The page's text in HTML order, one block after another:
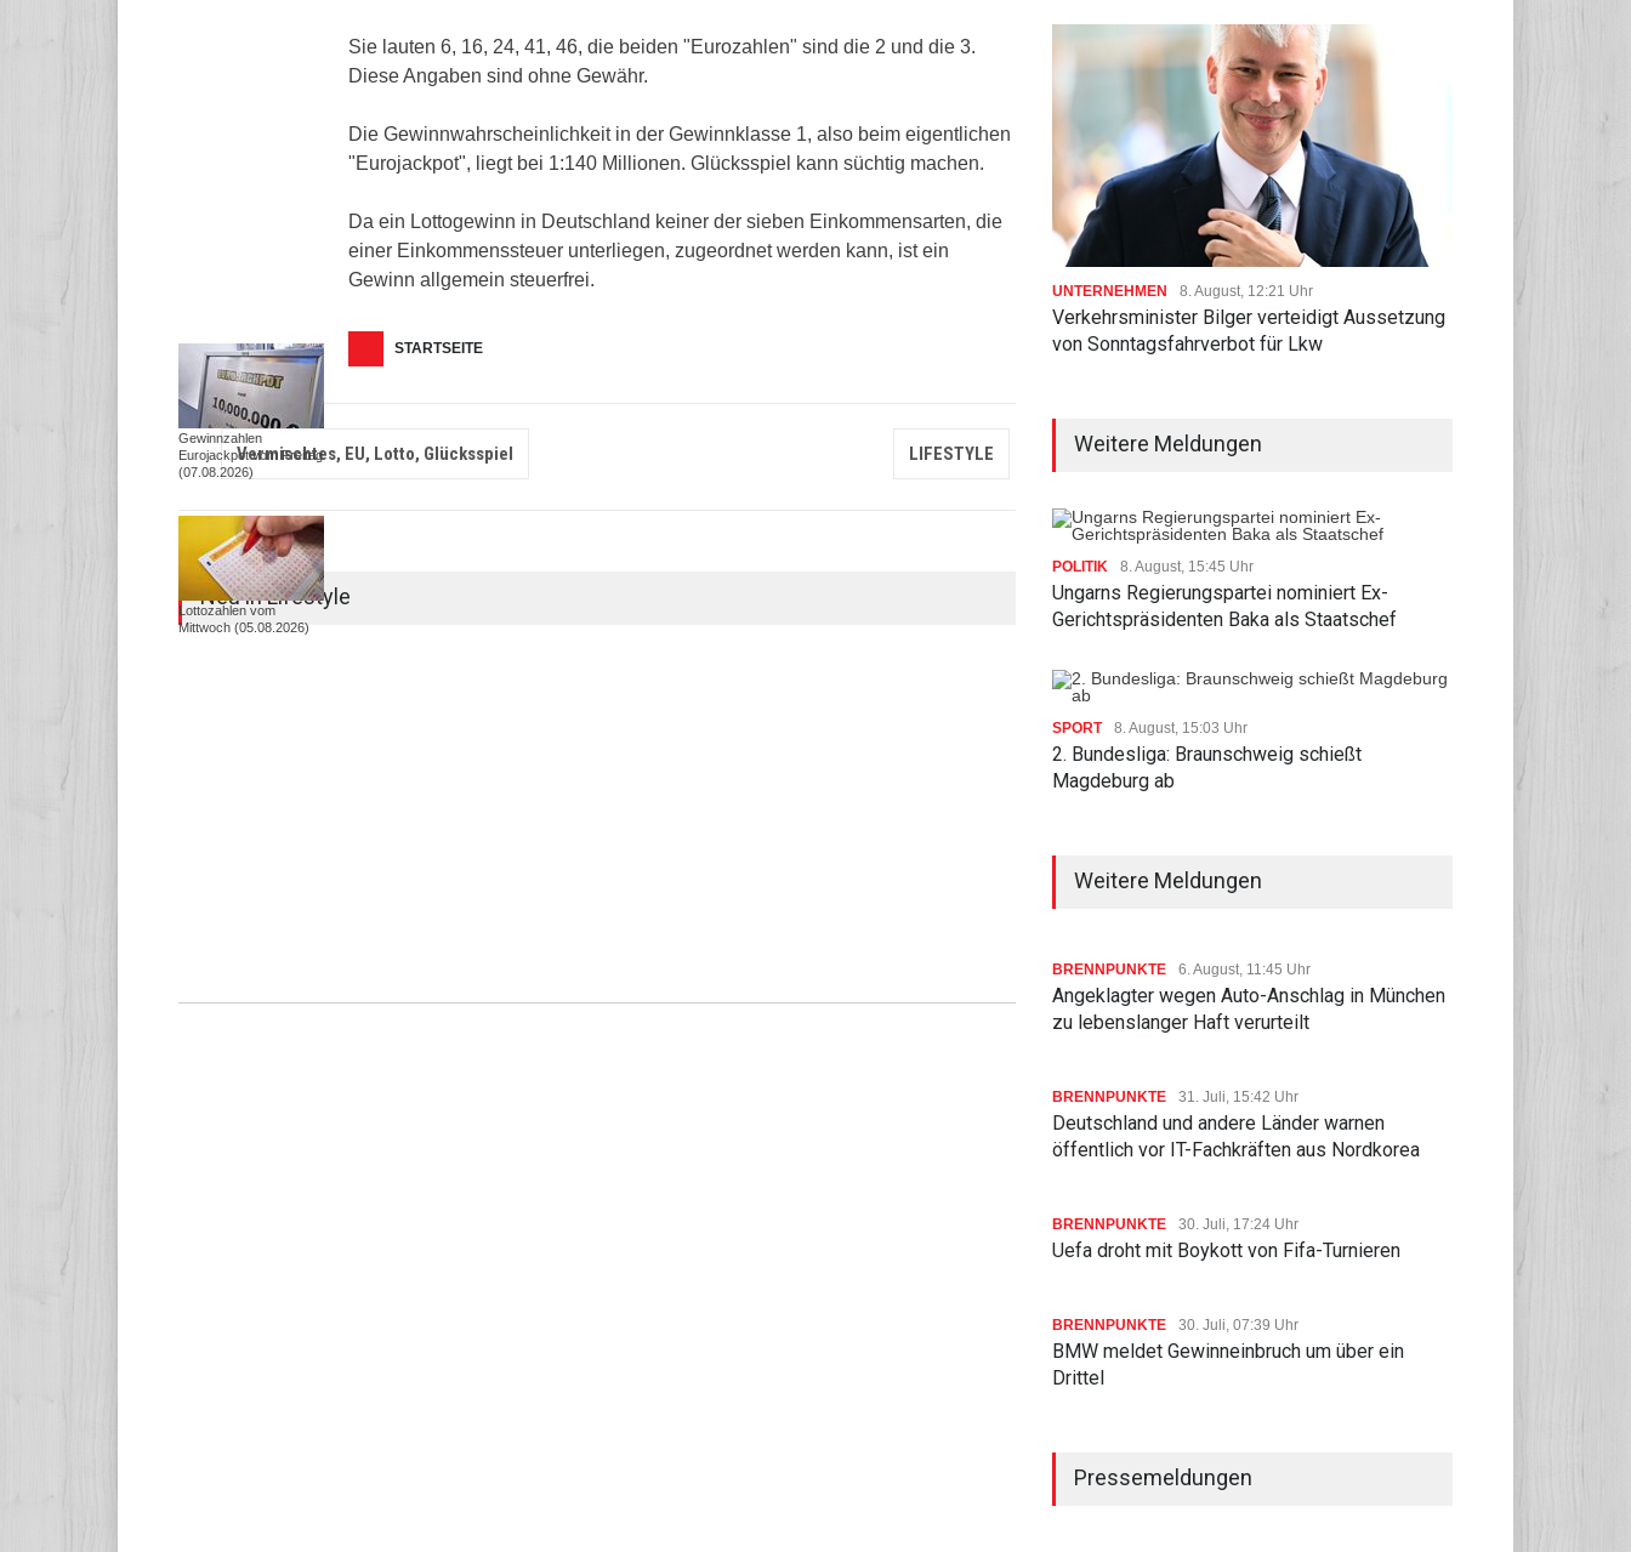
Sie lauten 6, 16, 24, 41, 46, die beiden "Eurozahlen" sind die 2 und die 3.
Diese Angaben sind ohne Gewähr.
Die Gewinnwahrscheinlichkeit in der Gewinnklasse 1, also beim eigentlichen
"Eurojackpot", liegt bei 1:140 Millionen. Glücksspiel kann süchtig machen.
Da ein Lottogewinn in Deutschland keiner der sieben Einkommensarten, die
einer Einkommenssteuer unterliegen, zugeordnet werden kann, ist ein
Gewinn allgemein steuerfrei.
STARTSEITE
Gewinnzahlen
Eurojackpot vom Freitag
(07.08.2026)
Lottozahlen vom
Mittwoch (05.08.2026)
Vermischtes, EU, Lotto, Glücksspiel LIFESTYLE
Neu in Lifestyle
UNTERNEHMEN 8. August, 12:21 Uhr
Verkehrsminister Bilger verteidigt Aussetzung
von Sonntagsfahrverbot für Lkw
Weitere Meldungen
POLITIK 8. August, 15:45 Uhr
Ungarns Regierungspartei nominiert Ex-
Gerichtspräsidenten Baka als Staatschef
SPORT 8. August, 15:03 Uhr
2. Bundesliga: Braunschweig schießt
Magdeburg ab
Weitere Meldungen
BRENNPUNKTE 6. August, 11:45 Uhr
Angeklagter wegen Auto-Anschlag in München
zu lebenslanger Haft verurteilt
BRENNPUNKTE 31. Juli, 15:42 Uhr
Deutschland und andere Länder warnen
öffentlich vor IT-Fachkräften aus Nordkorea
BRENNPUNKTE 30. Juli, 17:24 Uhr
Uefa droht mit Boykott von Fifa-Turnieren
BRENNPUNKTE 30. Juli, 07:39 Uhr
BMW meldet Gewinneinbruch um über ein
Drittel
Pressemeldungen